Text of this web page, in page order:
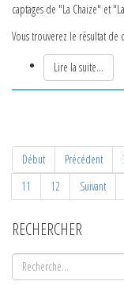
captages de "La Chaize" et
Vous trouverez le résultat de
Lire la suite...
Début Précédent
11
12 Suivant
RECHERCHER